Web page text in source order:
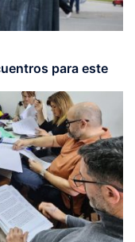
para este